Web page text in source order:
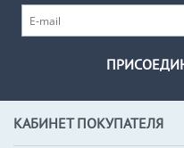
КАБИНЕТ ПОКУПАТЕЛЯ